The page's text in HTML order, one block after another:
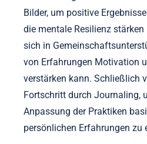
Welche
können die
Geist-Praktiken
Die Integration umsetzbarer
die Effektivität von Körper-
ein tieferes Engagement und